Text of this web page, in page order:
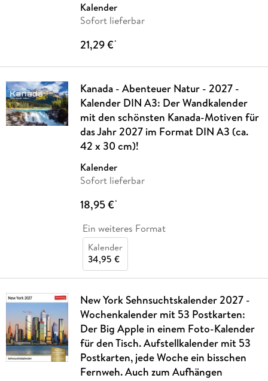
Kalender
Sofort lieferbar
21,29 €*
Kanada - Abenteuer Natur - 2027 -
Kalender DIN A3: Der Wandkalender
mit den schönsten Kanada-Motiven für
das Jahr 2027 im Format DIN A3 (ca.
42 x 30 cm)!
Kalender
Sofort lieferbar
18,95 €*
Ein weiteres Format
Kalender
34,95 €
New York Sehnsuchtskalender 2027 -
Wochenkalender mit 53 Postkarten:
Der Big Apple in einem Foto-Kalender
für den Tisch. Aufstellkalender mit 53
Postkarten, jede Woche ein bisschen
Fernweh. Auch zum Aufhängen